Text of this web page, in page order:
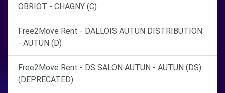
OBRIOT - CHAGNY (C)
Free2Move Rent - DALLOIS AUTUN DISTRIBUTION
- AUTUN (D)
Free2Move Rent - DS SALON AUTUN - AUTUN (DS)
(DEPRECATED)